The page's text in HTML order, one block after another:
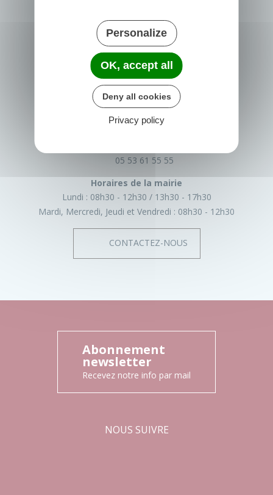
PRIGONRIEUX
1 Place du Groupe Loiseau
24130 Prigonrieux
05 53 61 55 55
Horaires de la mairie
Lundi : 08h30 - 12h30
13h30 - 17h30
Mardi, Mercredi, Jeudi et Vendredi : 08h30 - 12h30
CONTACTEZ-NOUS
Abonnement
newsletter
Recevez notre info par mail
NOUS SUIVRE
Personalize
OK, accept all
Deny all cookies
Privacy policy